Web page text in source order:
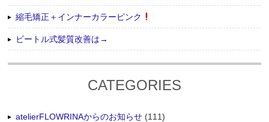
縮毛矯正＋インナーカラーピンク
ビートル式髪質改善は→
CATEGORIES
atelierFLOWRINAからのお知らせ (111)